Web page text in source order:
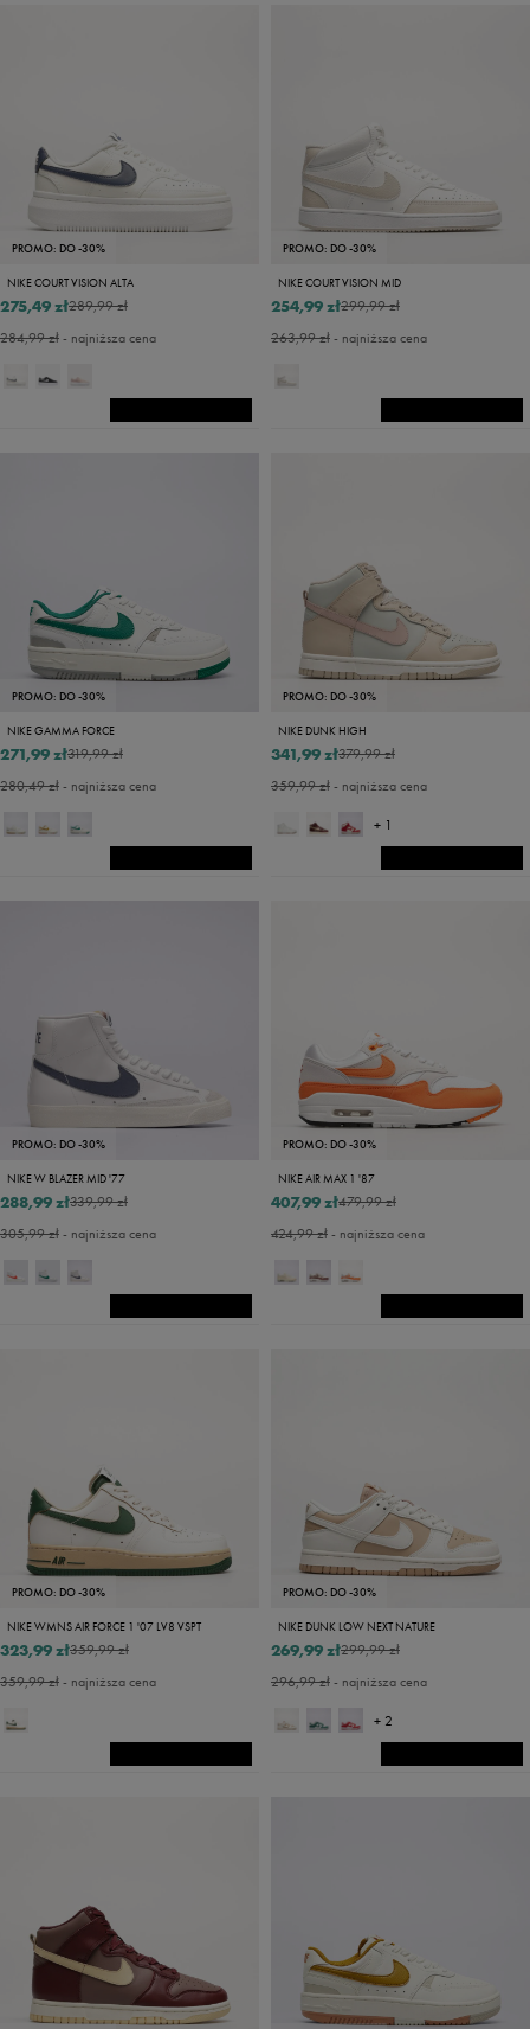
PROMO: DO -30%
NIKE COURT VISION ALTA
289,99 zł
275,49 zł
284,99 zł- najniższa cena
PROMO: DO -30%
NIKE COURT VISION MID
299,99 zł
254,99 zł
263,99 zł- najniższa cena
PROMO: DO -30%
NIKE GAMMA FORCE
319,99 zł
271,99 zł
280,49 zł- najniższa cena
PROMO: DO -30%
NIKE DUNK HIGH
379,99 zł
341,99 zł
359,99 zł- najniższa cena
+ 1
PROMO: DO -30%
NIKE W BLAZER MID '77
339,99 zł
288,99 zł
305,99 zł- najniższa cena
PROMO: DO -30%
NIKE AIR MAX 1 '87
479,99 zł
407,99 zł
424,99 zł- najniższa cena
PROMO: DO -30%
NIKE WMNS AIR FORCE 1 '07 LV8 VSPT
359,99 zł
323,99 zł
359,99 zł- najniższa cena
PROMO: DO -30%
NIKE DUNK LOW NEXT NATURE
299,99 zł
269,99 zł
296,99 zł- najniższa cena
+ 2